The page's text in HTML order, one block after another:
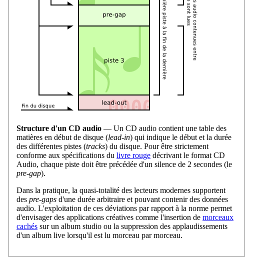
Structure d'un CD audio — Un CD audio contient une table des
matières en début de disque (lead-in) qui indique le début et la durée
des différentes pistes (tracks) du disque. Pour être strictement
conforme aux spécifications du livre rouge décrivant le format CD
Audio, chaque piste doit être précédée d'un silence de 2 secondes (le
pre-gap).
Dans la pratique, la quasi-totalité des lecteurs modernes supportent
des pre-gaps d'une durée arbitraire et pouvant contenir des données
audio. L'exploitation de ces déviations par rapport à la norme permet
d'envisager des applications créatives comme l'insertion de morceaux
cachés sur un album studio ou la suppression des applaudissements
d'un album live lorsqu'il est lu morceau par morceau.